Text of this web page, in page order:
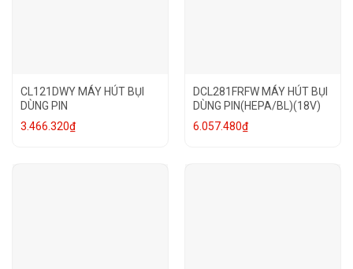
CL121DWY MÁY HÚT BỤI
DÙNG PIN
3.466.320₫
DCL281FRFW MÁY HÚT BỤI
DÙNG PIN(HEPA/BL)(18V)
6.057.480₫